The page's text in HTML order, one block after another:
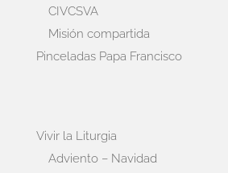
CIVCSVA
Misión compartida
Pinceladas Papa Francisco
Vivir la Liturgia
Adviento – Navidad